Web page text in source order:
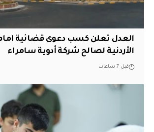
العدل تعلن كسب دعوى قضائية
الأردنية لصالح شركة أدوية سامراء
قبل 7 ساعات